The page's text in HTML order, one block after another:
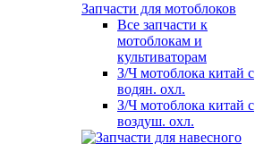
Запчасти для мотоблоков
Все запчасти к
мотоблокам и
культиваторам
З/Ч мотоблока китай с
водян. охл.
З/Ч мотоблока китай с
воздуш. охл.